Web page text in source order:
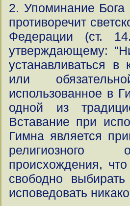
2. Упоминание Бога
противоречит
Федерации (ст.
утверждающему:
устанавливаться в
или
использованное в
одной из
Вставание при
Гимна является
религиозного
происхождения,
свободно
исповедовать